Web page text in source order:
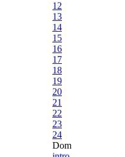
12
13
14
15
16
17
18
19
20
21
22
23
24
Dom